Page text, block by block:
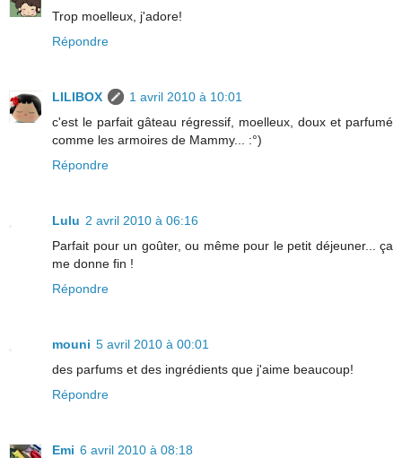
Trop moelleux, j'adore!
Répondre
LILIBOX
1 avril 2010 à 10:01
c'est le parfait gâteau régressif, moelleux, doux et parfumé
comme les armoires de Mammy... :°)
Répondre
Lulu 2 avril 2010 à 06:16
Parfait pour un goûter, ou même pour le petit déjeuner... ça
me donne fin !
Répondre
mouni 5 avril 2010 à 00:01
des parfums et des ingrédients que j'aime beaucoup!
Répondre
Emi 6 avril 2010 à 08:18